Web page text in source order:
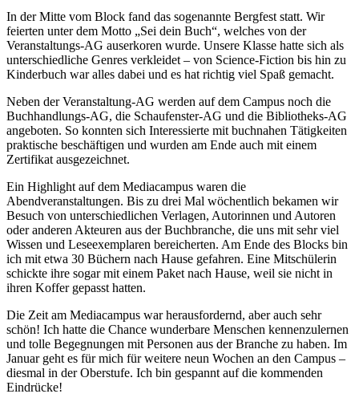
In der Mitte vom Block fand das sogenannte Bergfest statt. Wir
feierten unter dem Motto „Sei dein Buch“, welches von der
Veranstaltungs-AG auserkoren wurde. Unsere Klasse hatte sich als
unterschiedliche Genres verkleidet – von Science-Fiction bis hin zu
Kinderbuch war alles dabei und es hat richtig viel Spaß gemacht.
Neben der Veranstaltung-AG werden auf dem Campus noch die
Buchhandlungs-AG, die Schaufenster-AG und die Bibliotheks-AG
angeboten. So konnten sich Interessierte mit buchnahen Tätigkeiten
praktische beschäftigen und wurden am Ende auch mit einem
Zertifikat ausgezeichnet.
Ein Highlight auf dem Mediacampus waren die
Abendveranstaltungen. Bis zu drei Mal wöchentlich bekamen wir
Besuch von unterschiedlichen Verlagen, Autorinnen und Autoren
oder anderen Akteuren aus der Buchbranche, die uns mit sehr viel
Wissen und Leseexemplaren bereicherten. Am Ende des Blocks bin
ich mit etwa 30 Büchern nach Hause gefahren. Eine Mitschülerin
schickte ihre sogar mit einem Paket nach Hause, weil sie nicht in
ihren Koffer gepasst hatten.
Die Zeit am Mediacampus war herausfordernd, aber auch sehr
schön! Ich hatte die Chance wunderbare Menschen kennenzulernen
und tolle Begegnungen mit Personen aus der Branche zu haben. Im
Januar geht es für mich für weitere neun Wochen an den Campus –
diesmal in der Oberstufe. Ich bin gespannt auf die kommenden
Eindrücke!